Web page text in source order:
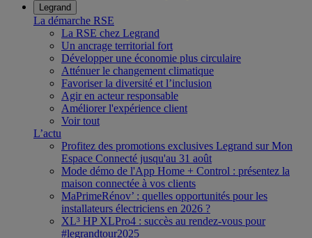
Legrand
La démarche RSE
La RSE chez Legrand
Un ancrage territorial fort
Développer une économie plus circulaire
Atténuer le changement climatique
Favoriser la diversité et l’inclusion
Agir en acteur responsable
Améliorer l'expérience client
Voir tout
L’actu
Profitez des promotions exclusives Legrand sur Mon
Espace Connecté jusqu'au 31 août
Mode démo de l'App Home + Control : présentez la
maison connectée à vos clients
MaPrimeRénov’ : quelles opportunités pour les
installateurs électriciens en 2026 ?
XL³ HP XLPro4 : succès au rendez-vous pour
#legrandtour2025